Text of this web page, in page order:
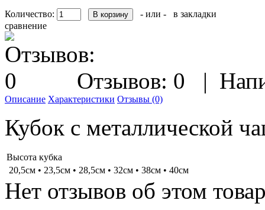
Количество: - или -
в закладки
сравнение
Отзывов: 0 |
Описание Характеристики Отзывы (0)
Кубок с металлической
Высота кубка
20,5см • 23,5см • 28,5см • 32см • 38см • 40см
Нет отзывов об этом